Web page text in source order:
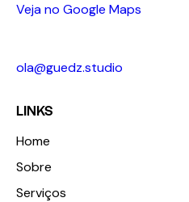
Veja no Google Maps
ola@guedz.studio
LINKS
Home
Sobre
Serviços